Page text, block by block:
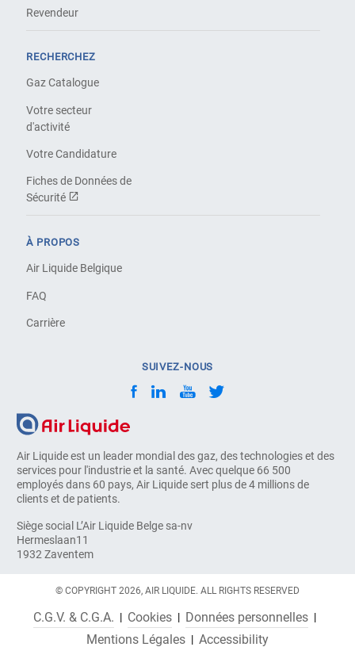
Air Liquide est un leader mondial des gaz, des technologies et des
services pour l'industrie et la santé. Avec quelque 66 500
employés dans 60 pays, Air Liquide sert plus de 4 millions de
clients et de patients.
Siège social L’Air Liquide Belge sa-nv
Hermeslaan11
1932 Zaventem
Revendeur
RECHERCHEZ
Gaz Catalogue
Votre secteur
d'activité
Votre Candidature
Fiches de Données de
Sécurité
À PROPOS
Air Liquide Belgique
FAQ
Carrière
SUIVEZ-NOUS
© COPYRIGHT 2026, AIR LIQUIDE. ALL RIGHTS RESERVED
C.G.V. & C.G.A. Cookies
Données personnelles
Mentions Légales
Accessibility